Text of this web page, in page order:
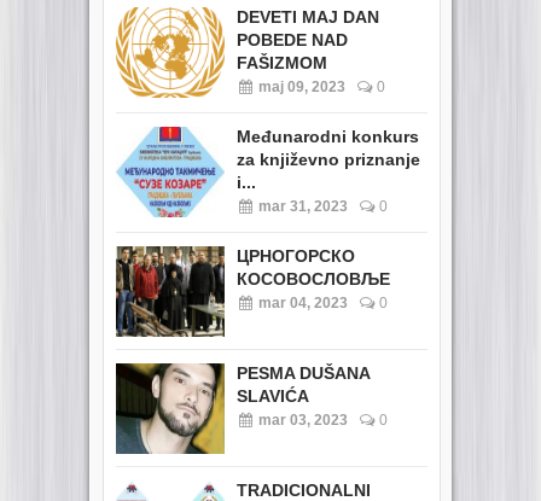
DEVETI MAJ DAN
POBEDE NAD
FAŠIZMOM
maj 09, 2023 0
Međunarodni konkurs
za književno priznanje
i...
mar 31, 2023 0
ЦРНОГОРСКО
КОСОВОСЛОВЉЕ
mar 04, 2023 0
PESMA DUŠANA
SLAVIĆA
mar 03, 2023 0
TRADICIONALNI